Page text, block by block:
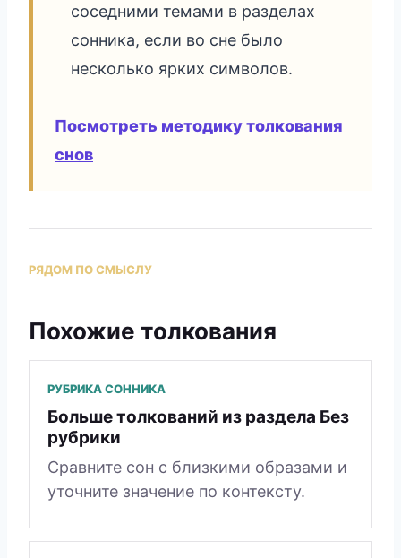
соседними темами в разделах
сонника, если во сне было
несколько ярких символов.
Посмотреть методику толкования
снов
РЯДОМ ПО СМЫСЛУ
Похожие толкования
РУБРИКА СОННИКА
Больше толкований из раздела Без
рубрики
Сравните сон с близкими образами и
уточните значение по контексту.